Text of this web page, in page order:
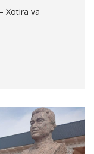
Xotira va